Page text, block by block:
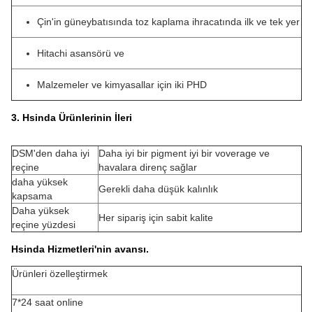
Çin'in güneybatısında toz kaplama ihracatında ilk ve tek yer
Hitachi asansörü ve
Malzemeler ve kimyasallar için iki PHD
3. Hsinda Ürünlerinin İleri
DSM'den daha iyi
reçine
Daha iyi bir pigment iyi bir voverage ve
havalara direnç sağlar
daha yüksek
kapsama
Gerekli daha düşük kalınlık
Daha yüksek
reçine yüzdesi
Her sipariş için sabit kalite
Hsinda Hizmetleri'nin avansı.
Ürünleri özelleştirmek
7*24 saat online